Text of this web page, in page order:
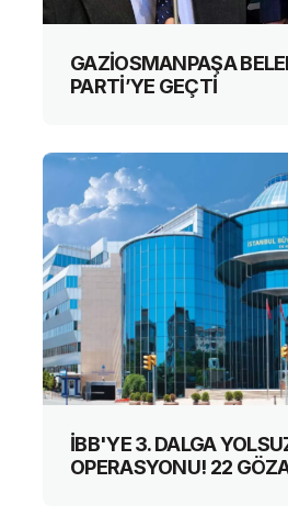
GAZİOSMANPAŞA
PARTİ’YE GEÇTİ
İBB'YE 3. DALGA
OPERASYONU! 22